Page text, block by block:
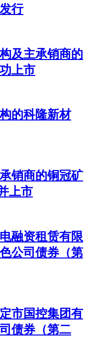
行
及主承销商的
上市
的科隆新材
销商的铜冠矿
上市
融资租赁有限
公司债券（第
市国控集团有
债券（第二